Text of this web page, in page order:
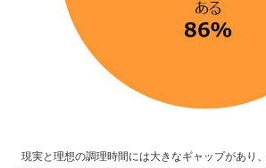
現実と理想の調理時間には大きなギャップがあり